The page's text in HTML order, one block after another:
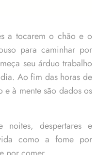
a tocarem o chão e o
para caminhar por
seu árduo trabalho
Ao fim das horas de
à mente são dados os
despertares e
como a fome por